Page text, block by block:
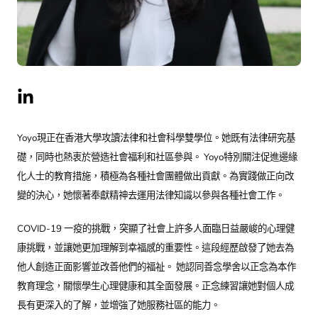
Yoyo現正在香港大學攻讀法律和社會科學雙學位。她既有法律研究基
礎，同時也熱衷於營造社會福利和社區參與。 Yoyo特別關注促進邊緣
化人士的教育措施，積極為各種社會團體做出貢獻。為實踐做正向改
變的決心，她懷著奉獻精神去運用法律知識以參與各種社會工作。
COVID-19 一疫的挑戰，突顯了社會上許多人面臨日益嚴峻的心理健
康挑戰，並讓她更加理解到幸福感的重要性。這段經歷啟發了她去為
他人創造正面影響並改善他們的福祉。 她認同善念學舍以正念為本作
教育理念，關懷學生心理健康和其全面發展。正念練習讓她對個人成
長有更深入的了解，並增強了她服務社區的能力。